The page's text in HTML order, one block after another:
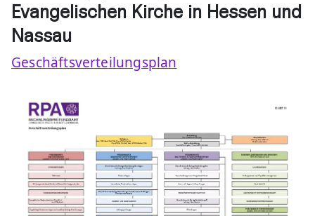
Evangelischen Kirche in Hessen und
Nassau
Geschäftsverteilungsplan